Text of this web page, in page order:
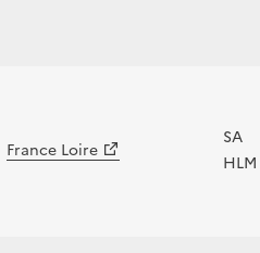
France Loire
SA
HLM